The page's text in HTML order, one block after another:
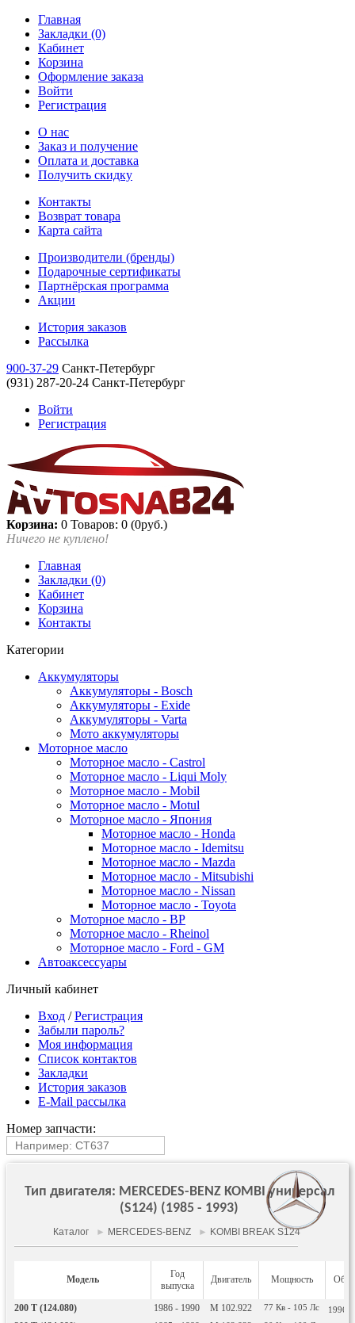
Главная
Закладки (0)
Кабинет
Корзина
Оформление заказа
Войти
Регистрация
О нас
Заказ и получение
Оплата и доставка
Получить скидку
Контакты
Возврат товара
Карта сайта
Производители (бренды)
Подарочные сертификаты
Партнёрская программа
Акции
История заказов
Рассылка
900-37-29 Санкт-Петербург
(931) 287-20-24 Санкт-Петербург
Войти
Регистрация
Корзина: 0 Товаров: 0 (0руб.)
Ничего не куплено!
Главная
Закладки (0)
Кабинет
Корзина
Контакты
Категории
Аккумуляторы
Аккумуляторы - Bosch
Аккумуляторы - Exide
Аккумуляторы - Varta
Мото аккумуляторы
Моторное масло
Моторное масло - Castrol
Моторное масло - Liqui Moly
Моторное масло - Mobil
Моторное масло - Motul
Моторное масло - Япония
Моторное масло - Honda
Моторное масло - Idemitsu
Моторное масло - Mazda
Моторное масло - Mitsubishi
Моторное масло - Nissan
Моторное масло - Toyota
Моторное масло - BP
Моторное масло - Rheinol
Моторное масло - Ford - GM
Автоаксессуары
Личный кабинет
Вход /Регистрация
Забыли пароль?
Моя информация
Список контактов
Закладки
История заказов
E-Mail рассылка
Номер запчасти:
Тип двигателя: MERCEDES-BENZ KOMBI универсал
(S124) (1985 - 1993)
Каталог ► MERCEDES-BENZ ► KOMBI BREAK S124
Модель
Год
выпуска
Двигатель Мощность
200 T (124.080) 1986 - 1990 M 102.922 77 Кв - 105 Лс 1996